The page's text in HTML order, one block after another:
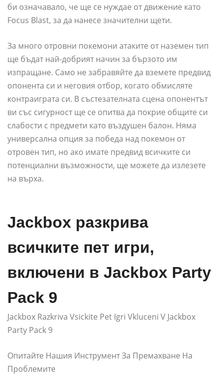
би означавало, че ще се нуждае от движение като
Focus Blast, за да нанесе значителни щети.
За много отровни покемони атаките от наземен тип
ще бъдат най-добрият начин за бързото им
изпращане. Само не забравяйте да вземете предвид
опонента си и неговия отбор, когато обмисляте
контраиграта си. В състезателната сцена опонентът
ви със сигурност ще се опитва да покрие общите си
слабости с предмети като въздушен балон. Няма
универсална опция за победа над покемон от
отровен тип, но ако имате предвид всичките си
потенциални възможности, ще можете да излезете
на върха.
Jackbox разкрива
всичките пет игри,
включени в Jackbox Party
Pack 9
Jackbox Razkriva Vsickite Pet Igri Vkluceni V Jackbox
Party Pack 9
Опитайте Нашия Инструмент За Премахване На
Проблемите